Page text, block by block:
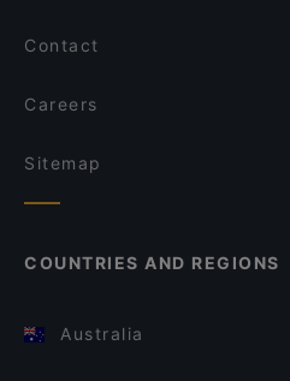
Contact
Careers
Sitemap
COUNTRIES AND REGIONS
Australia